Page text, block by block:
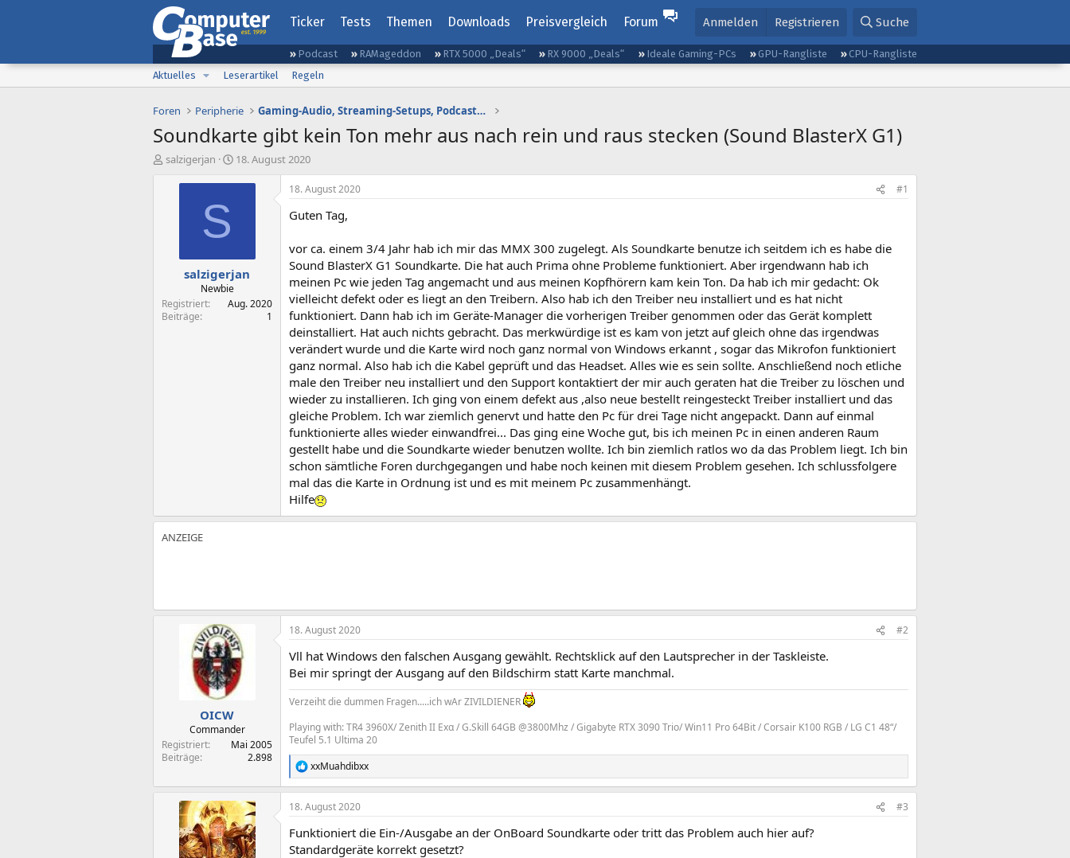
Ticker Tests Themen Downloads Preisvergleich Forum Anmelden Registrieren Suche
Podcast RAMageddon RTX 5000 „Deals“ RX 9000 „Deals“ Ideale Gaming-PCs GPU-Rangliste
CPU-Rangliste
Aktuelles
Leserartikel Regeln
Foren Peripherie Gaming-Audio, Streaming-Setups, Podcasting etc.
Soundkarte gibt kein Ton mehr aus nach rein und raus stecken (Sound BlasterX G1)
E
salzigerjan
E
s
t
a
18. August 2020
S
salzigerjan
Newbie
Registriert
Aug. 2020
Beiträge
1
18. August 2020 #1
Guten Tag,
vor ca. einem 3/4 Jahr hab ich mir das MMX 300 zugelegt. Als Soundkarte benutze ich seitdem ich es habe die
Sound BlasterX G1 Soundkarte. Die hat auch Prima ohne Probleme funktioniert. Aber irgendwann hab ich
meinen Pc wie jeden Tag angemacht und aus meinen Kopfhörern kam kein Ton. Da hab ich mir gedacht: Ok
vielleicht defekt oder es liegt an den Treibern. Also hab ich den Treiber neu installiert und es hat nicht
funktioniert. Dann hab ich im Geräte-Manager die vorherigen Treiber genommen oder das Gerät komplett
deinstalliert. Hat auch nichts gebracht. Das merkwürdige ist es kam von jetzt auf gleich ohne das irgendwas
verändert wurde und die Karte wird noch ganz normal von Windows erkannt , sogar das Mikrofon funktioniert
ganz normal. Also hab ich die Kabel geprüft und das Headset. Alles wie es sein sollte. Anschließend noch etliche
male den Treiber neu installiert und den Support kontaktiert der mir auch geraten hat die Treiber zu löschen und
wieder zu installieren. Ich ging von einem defekt aus ,also neue bestellt reingesteckt Treiber installiert und das
gleiche Problem. Ich war ziemlich genervt und hatte den Pc für drei Tage nicht angepackt. Dann auf einmal
funktionierte alles wieder einwandfrei... Das ging eine Woche gut, bis ich meinen Pc in einen anderen Raum
gestellt habe und die Soundkarte wieder benutzen wollte. Ich bin ziemlich ratlos wo da das Problem liegt. Ich bin
schon sämtliche Foren durchgegangen und habe noch keinen mit diesem Problem gesehen. Ich schlussfolgere
mal das die Karte in Ordnung ist und es mit meinem Pc zusammenhängt.
Hilfe
OICW
Commander
Registriert
Mai 2005
Beiträge
2.898
18. August 2020 #2
Vll hat Windows den falschen Ausgang gewählt. Rechtsklick auf den Lautsprecher in der Taskleiste.
Bei mir springt der Ausgang auf den Bildschirm statt Karte manchmal.
Verzeiht die dummen Fragen.....ich wAr ZIVILDIENER
Playing with: TR4 3960X/ Zenith II Exα/ G.Skill 64GB @3800Mhz / Gigabyte RTX 3090 Trio/ Win11 Pro 64Bit / Corsair K100 RGB / LG C1 48“/
Teufel 5.1 Ultima 20
R
e
a
k
i
o
xxMuahdibxx
18. August 2020 #3
Funktioniert die Ein-/Ausgabe an der OnBoard Soundkarte oder tritt das Problem auch hier auf?
Standardgeräte korrekt gesetzt?